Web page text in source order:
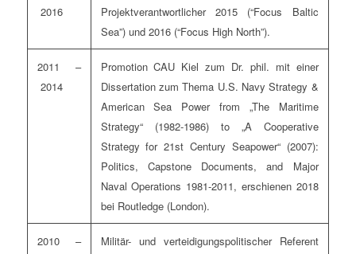
2016
Projektverantwortlicher 2015 (“Focus Baltic
Sea”) und 2016 (“Focus High North”).
2011 –
2014
Promotion CAU Kiel zum Dr. phil. mit einer
Dissertation zum Thema U.S. Navy Strategy &
American Sea Power from „The Maritime
Strategy“ (1982-1986) to „A Cooperative
Strategy for 21st Century Seapower“ (2007):
Politics, Capstone Documents, and Major
Naval Operations 1981-2011, erschienen 2018
bei Routledge (London).
2010 –
Militär- und verteidigungspolitischer Referent